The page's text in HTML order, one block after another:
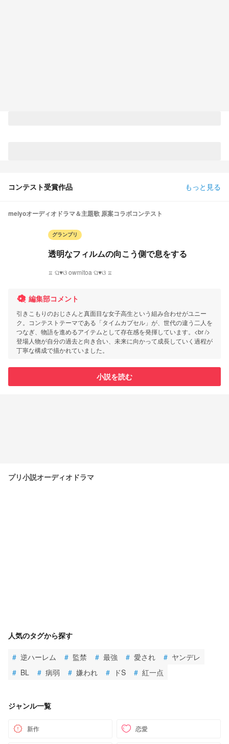
コンテスト受賞作品 もっと見る
meiyoオーディオドラマ＆主題歌 原案コラボコンテスト
グランプリ
透明なフィルムの向こう側で息をする
♖ ଘ♥ଓ owmitoa ଘ♥ଓ ♖
編集部コメント
引きこもりのおじさんと真面目な女子高生という組み合わせがユニー
ク。コンテストテーマである「タイムカプセル」が、世代の違う二人を
つなぎ、物語を進めるアイテムとして存在感を発揮しています。<br />
登場人物が自分の過去と向き合い、未来に向かって成長していく過程が
丁寧な構成で描かれていました。
小説を読む
プリ小説オーディオドラマ
人気のタグから探す
# 逆ハーレム # 監禁 # 最強 # 愛され # ヤンデレ
# BL # 病弱 # 嫌われ # ドS # 紅一点
ジャンル一覧
新作 恋愛